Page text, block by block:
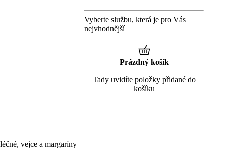
vejce a margaríny
Vyberte službu, která je pro Vás
nejvhodnější
Prázdný košík
Tady uvidíte položky přidané do
košíku